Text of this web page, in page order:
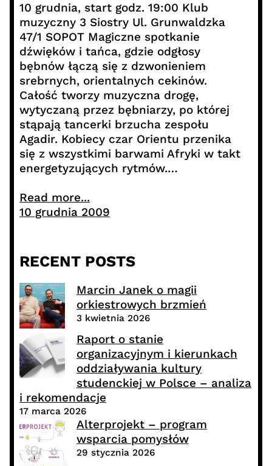
10 grudnia, start godz. 19:00 Klub
muzyczny 3 Siostry Ul. Grunwaldzka
47/1 SOPOT Magiczne spotkanie
dźwięków i tańca, gdzie odgłosy
bębnów łączą się z dzwonieniem
srebrnych, orientalnych cekinów.
Całość tworzy muzyczna drogę,
wytyczaną przez bębniarzy, po której
stąpają tancerki brzucha zespołu
Agadir. Kobiecy czar Orientu przenika
się z wszystkimi barwami Afryki w takt
energetyzujących rytmów.…
Read more...
10 grudnia 2009
RECENT POSTS
Marcin Janek o magii
orkiestrowych brzmień
3 kwietnia 2026
Raport o stanie
organizacyjnym i kierunkach
oddziaływania kultury
studenckiej w Polsce – analiza
i rekomendacje
17 marca 2026
Alterprojekt – program
wsparcia pomysłów
29 stycznia 2026